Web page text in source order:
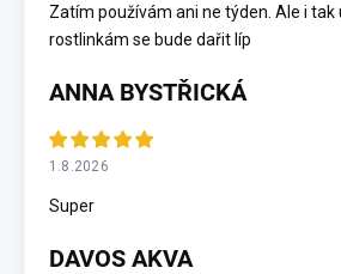
Zatím používám ani ne týden. Ale i tak
rostlinkám se bude dařit líp
ANNA BYSTŘICKÁ
1.8.2026
Super
DAVOS AKVA